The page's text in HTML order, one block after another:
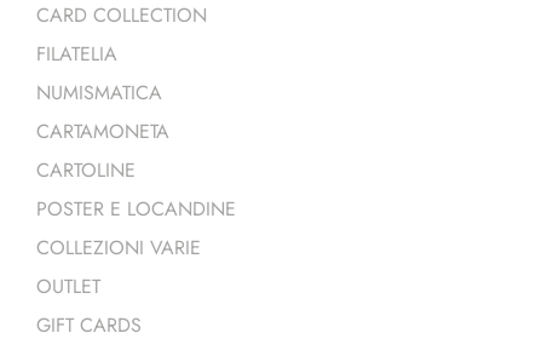
CARD COLLECTION
FILATELIA
NUMISMATICA
CARTAMONETA
CARTOLINE
POSTER E LOCANDINE
COLLEZIONI VARIE
OUTLET
GIFT CARDS